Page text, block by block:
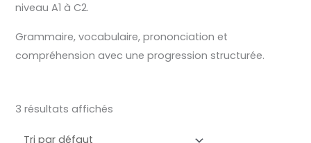
niveau A1 à C2.
Grammaire, vocabulaire, prononciation et
compréhension avec une progression structurée.
3 résultats affichés